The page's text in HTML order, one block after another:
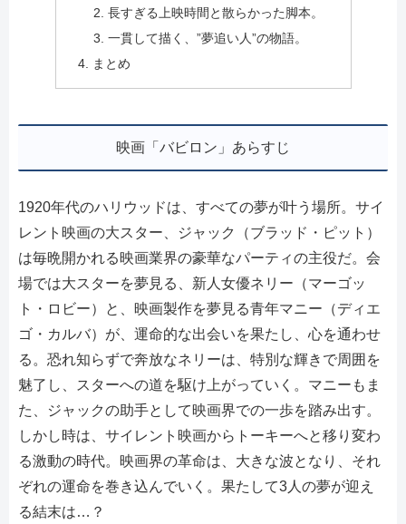
長すぎる上映時間と散らかった脚本。
一貫して描く、”夢追い人”の物語。
まとめ
映画「バビロン」あらすじ
1920年代のハリウッドは、すべての夢が叶う場所。サイ
レント映画の大スター、ジャック（ブラッド・ピット）
は毎晩開かれる映画業界の豪華なパーティの主役だ。会
場では大スターを夢見る、新人女優ネリー（マーゴッ
ト・ロビー）と、映画製作を夢見る青年マニー（ディエ
ゴ・カルバ）が、運命的な出会いを果たし、心を通わせ
る。恐れ知らずで奔放なネリーは、特別な輝きで周囲を
魅了し、スターへの道を駆け上がっていく。マニーもま
た、ジャックの助手として映画界での一歩を踏み出す。
しかし時は、サイレント映画からトーキーへと移り変わ
る激動の時代。映画界の革命は、大きな波となり、それ
ぞれの運命を巻き込んでいく。果たして3人の夢が迎え
る結末は…？